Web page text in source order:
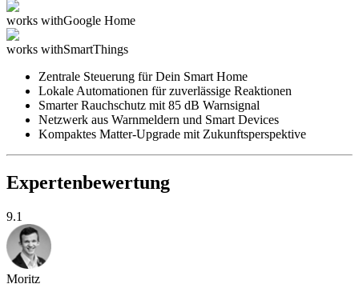
works withGoogle Home
works withSmartThings
Zentrale Steuerung für Dein Smart Home
Lokale Automationen für zuverlässige Reaktionen
Smarter Rauchschutz mit 85 dB Warnsignal
Netzwerk aus Warnmeldern und Smart Devices
Kompaktes Matter-Upgrade mit Zukunftsperspektive
Expertenbewertung
9.1
Moritz